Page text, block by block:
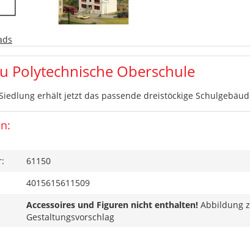
Polytechnische Oberschule
erhält jetzt das passende dreistöckige
61150
4015615611509
Accessoires und Figuren nicht enthalten! Abbildung
Gestaltungsvorschlag